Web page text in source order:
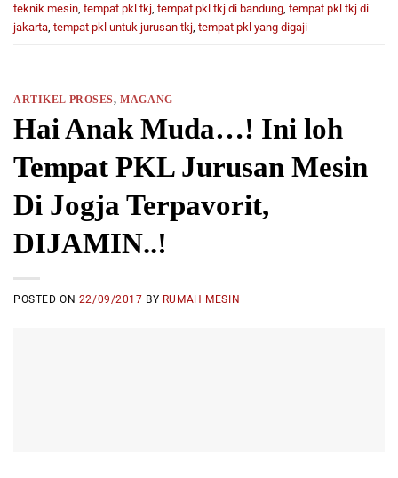
teknik mesin tempat pkl tkj tempat pkl tkj di bandung tempat pkl tkj di
jakarta tempat pkl untuk jurusan tkj tempat pkl yang digaji
ARTIKEL PROSES,MAGANG
Hai Anak Muda…! Ini loh
Tempat PKL Jurusan Mesin
Di Jogja Terpavorit,
DIJAMIN..!
POSTED ON 22/09/2017 BY RUMAH MESIN